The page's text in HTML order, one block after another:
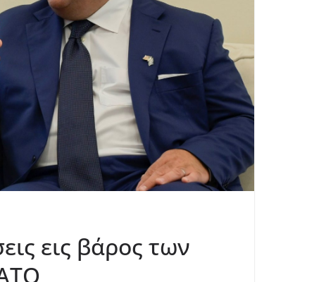
εις βάρος των